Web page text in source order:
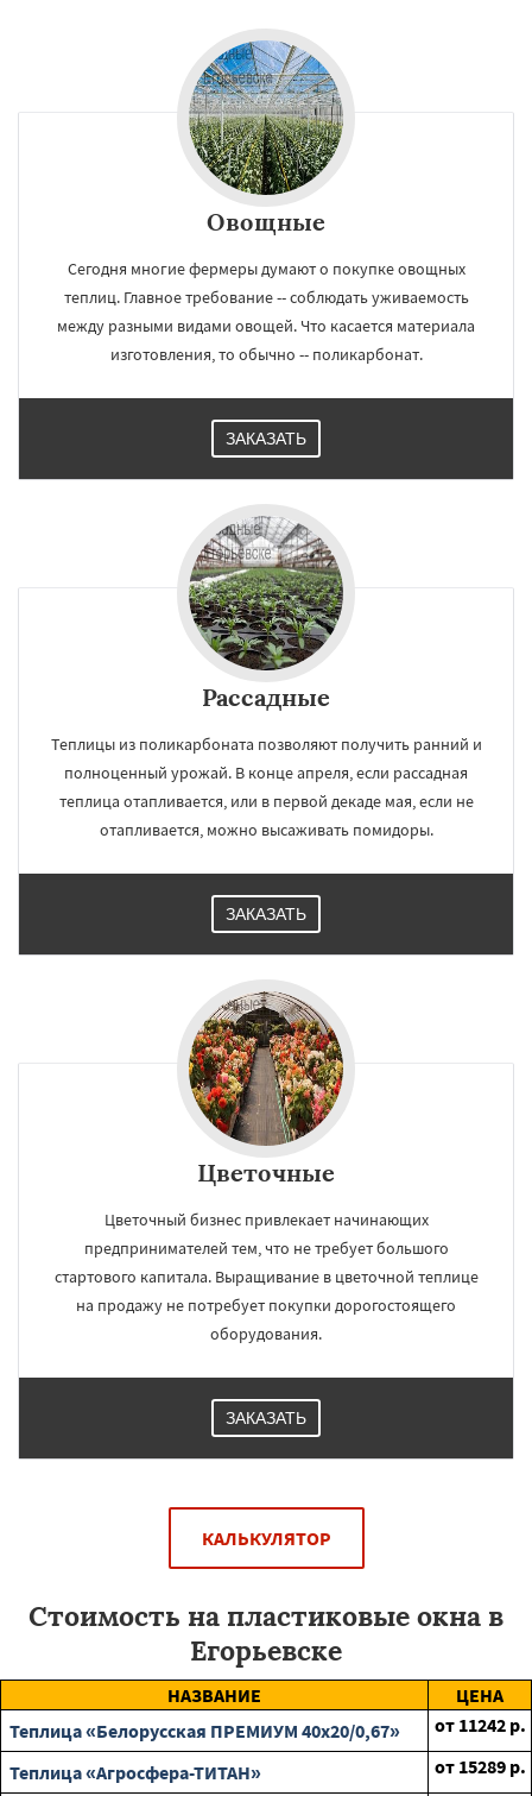
Овощные
Сегодня многие фермеры думают о покупке овощных
теплиц. Главное требование -- соблюдать уживаемость
между разными видами овощей. Что касается материала
изготовления, то обычно -- поликарбонат.
ЗАКАЗАТЬ
Рассадные
Теплицы из поликарбоната позволяют получить ранний и
полноценный урожай. В конце апреля, если рассадная
теплица отапливается, или в первой декаде мая, если не
отапливается, можно высаживать помидоры.
ЗАКАЗАТЬ
Цветочные
Цветочный бизнес привлекает начинающих
предпринимателей тем, что не требует большого
стартового капитала. Выращивание в цветочной теплице
на продажу не потребует покупки дорогостоящего
оборудования.
ЗАКАЗАТЬ
КАЛЬКУЛЯТОР
Стоимость на пластиковые окна в
Егорьевске
НАЗВАНИЕ
ЦЕНА
Теплица «Белорусская ПРЕМИУМ 40х20/0,67»
от 11242 р.
Теплица «Агросфера-ТИТАН»
от 15289 р.